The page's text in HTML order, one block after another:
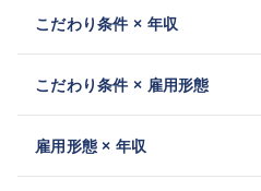
こだわり条件 × 年収
こだわり条件 × 雇用形態
雇用形態 × 年収